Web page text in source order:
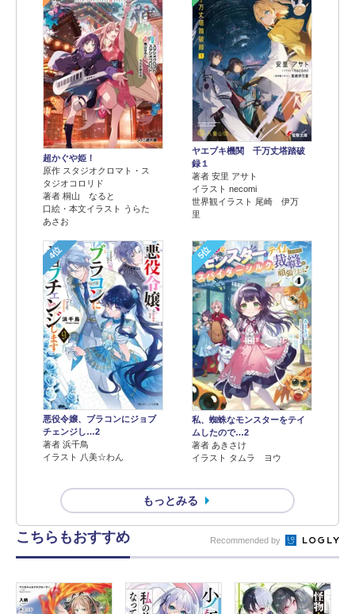
超かぐや姫！
原作 スタジオクロマト・ス
タジオコロリド
著者 桐山 なると
口絵・本文イラスト うらた
あさお
ヤエブキ機関 千万丈塔踏破
録１
著者 安里 アサト
イラスト necomi
世界観イラスト 尾崎 伊万
里
4位
悪役令嬢、ブラコンにジョブ
チェンジし…2
著者 浜千鳥
イラスト 八美☆わん
5位
私、蜘蛛なモンスターをテイ
ムしたので…2
著者 あきさけ
イラスト タムラ ヨウ
もっとみる
こちらもおすすめ Recommended by